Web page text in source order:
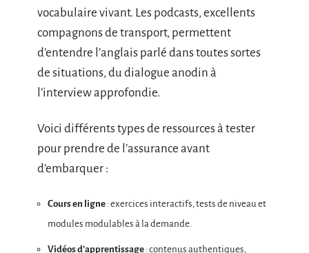
vocabulaire vivant. Les podcasts, excellents
compagnons de transport, permettent
d’entendre l’anglais parlé dans toutes sortes
de situations, du dialogue anodin à
l’interview approfondie.
Voici différents types de ressources à tester
pour prendre de l’assurance avant
d’embarquer :
Cours en ligne : exercices interactifs, tests de niveau et
modules modulables à la demande.
Vidéos d’apprentissage : contenus authentiques,